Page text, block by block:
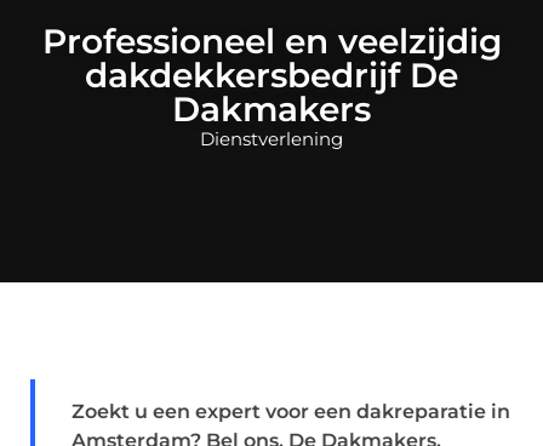
Professioneel en veelzijdig
dakdekkersbedrijf De
Dakmakers
Dienstverlening
Zoekt u een expert voor een dakreparatie in
Amsterdam? Bel ons, De Dakmakers,